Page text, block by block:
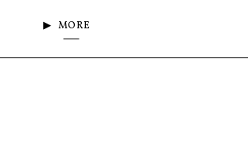
MORE